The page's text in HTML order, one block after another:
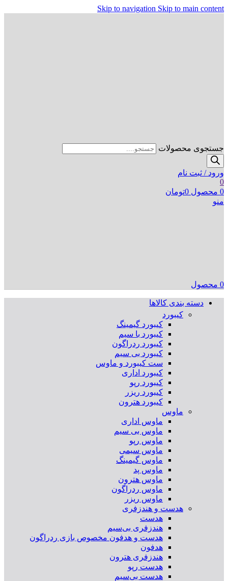
Skip to navigation Skip to main content
جستجوی محصولات
ورود / ثبت نام
0
0 محصول 0تومان
منو
0 محصول
دسته بندی کالاها
کیبورد
کیبورد گیمینگ
کیبورد با سیم
کیبورد ردراگون
کیبورد بی سیم
ست کیبورد و ماوس
کیبورد اداری
کیبورد رپو
کیبورد ریزر
کیبورد هترون
ماوس
ماوس اداری
ماوس بی سیم
ماوس رپو
ماوس سیمی
ماوس گیمینگ
ماوس پد
ماوس هترون
ماوس ردراگون
ماوس ریزر
هدست و هندزفری
هدست
هندزفری بی‌سیم
هدست و هدفون مخصوص بازی ردراگون
هدفون
هندزفری هترون
هدست رپو
هدست بی‌سیم